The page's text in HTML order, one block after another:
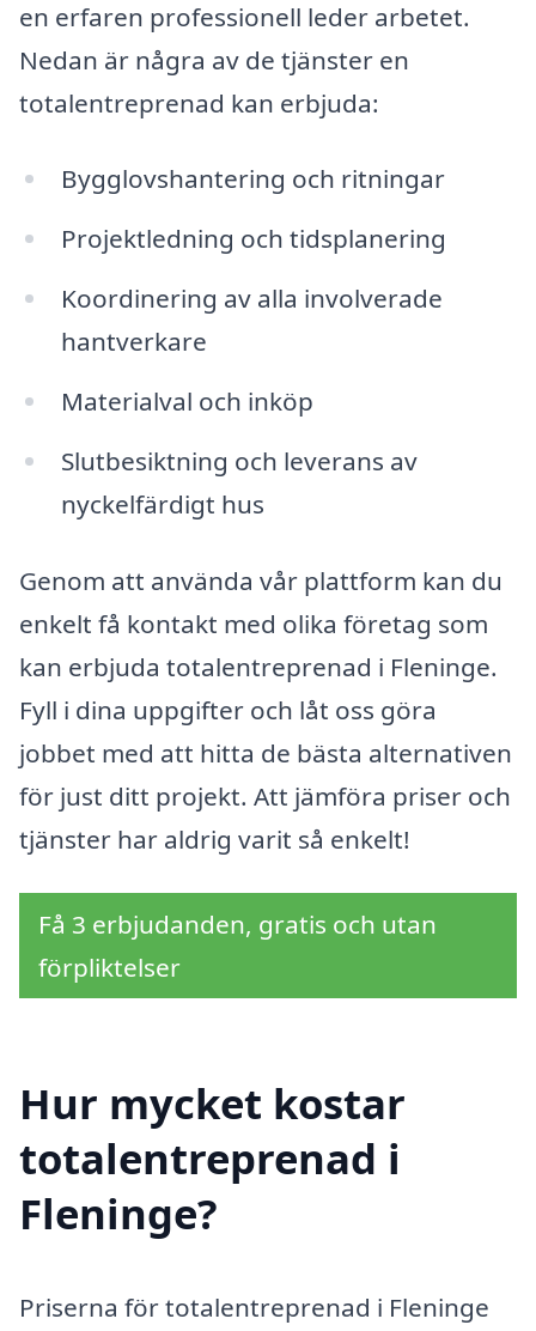
en erfaren professionell leder arbetet.
Nedan är några av de tjänster en
totalentreprenad kan erbjuda:
Bygglovshantering och ritningar
Projektledning och tidsplanering
Koordinering av alla involverade
hantverkare
Materialval och inköp
Slutbesiktning och leverans av
nyckelfärdigt hus
Genom att använda vår plattform kan du
enkelt få kontakt med olika företag som
kan erbjuda totalentreprenad i Fleninge.
Fyll i dina uppgifter och låt oss göra
jobbet med att hitta de bästa alternativen
för just ditt projekt. Att jämföra priser och
tjänster har aldrig varit så enkelt!
Få 3 erbjudanden, gratis och utan
förpliktelser
Hur mycket kostar
totalentreprenad i
Fleninge?
Priserna för totalentreprenad i Fleninge